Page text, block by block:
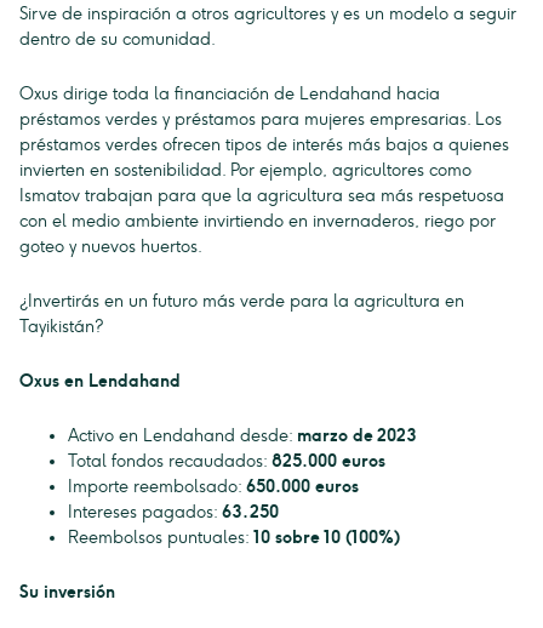
Sirve de inspiración a otros agricultores y es un modelo a seguir
dentro de su comunidad.
Oxus dirige toda la financiación de Lendahand hacia
préstamos verdes y préstamos para mujeres empresarias. Los
préstamos verdes ofrecen tipos de interés más bajos a quienes
invierten en sostenibilidad. Por ejemplo, agricultores como
Ismatov trabajan para que la agricultura sea más respetuosa
con el medio ambiente invirtiendo en invernaderos, riego por
goteo y nuevos huertos.
¿Invertirás en un futuro más verde para la agricultura en
Tayikistán?
Oxus en Lendahand
Activo en Lendahand desde: marzo de 2023
Total fondos recaudados: 825.000 euros
Importe reembolsado: 650.000 euros
Intereses pagados: 63.250
Reembolsos puntuales: 10 sobre 10 (100%)
Su inversión